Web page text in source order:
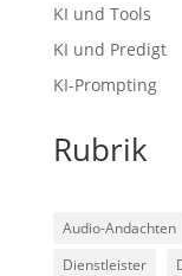
KI und Tools
KI und Predigt
KI-Prompting
Rubrik
Audio-Andachten
Dienstleister